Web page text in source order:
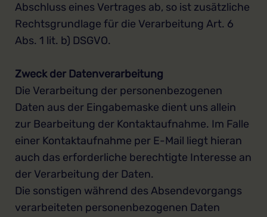
Abschluss eines Vertrages ab, so ist zusätzliche
Rechtsgrundlage für die Verarbeitung Art. 6
Abs. 1 lit. b) DSGVO.
Zweck der Datenverarbeitung
Die Verarbeitung der personenbezogenen
Daten aus der Eingabemaske dient uns allein
zur Bearbeitung der Kontaktaufnahme. Im Falle
einer Kontaktaufnahme per E-Mail liegt hieran
auch das erforderliche berechtigte Interesse an
der Verarbeitung der Daten.
Die sonstigen während des Absendevorgangs
verarbeiteten personenbezogenen Daten